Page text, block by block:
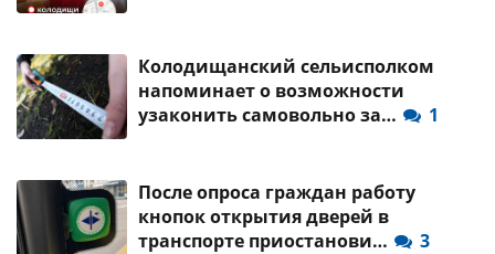
Колодищанский сельисполком
напоминает о возможности
узаконить самовольно за…
1
После опроса граждан работу
кнопок открытия дверей в
транспорте приостанови…
3